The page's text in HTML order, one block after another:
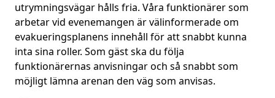
utrymningsvägar hålls fria. Våra funktionärer som
arbetar vid evenemangen är välinformerade om
evakueringsplanens innehåll för att snabbt kunna
inta sina roller. Som gäst ska du följa
funktionärernas anvisningar och så snabbt som
möjligt lämna arenan den väg som anvisas.